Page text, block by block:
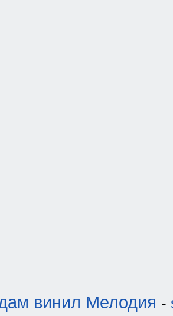
винил Мелодия -